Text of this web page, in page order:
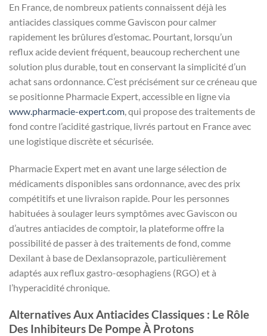
En France, de nombreux patients connaissent déjà les
antiacides classiques comme Gaviscon pour calmer
rapidement les brûlures d’estomac. Pourtant, lorsqu’un
reflux acide devient fréquent, beaucoup recherchent une
solution plus durable, tout en conservant la simplicité d’un
achat sans ordonnance. C’est précisément sur ce créneau que
se positionne Pharmacie Expert, accessible en ligne via
www.pharmacie-expert.com, qui propose des traitements de
fond contre l’acidité gastrique, livrés partout en France avec
une logistique discrète et sécurisée.
Pharmacie Expert met en avant une large sélection de
médicaments disponibles sans ordonnance, avec des prix
compétitifs et une livraison rapide. Pour les personnes
habituées à soulager leurs symptômes avec Gaviscon ou
d’autres antiacides de comptoir, la plateforme offre la
possibilité de passer à des traitements de fond, comme
Dexilant à base de Dexlansoprazole, particulièrement
adaptés aux reflux gastro-œsophagiens (RGO) et à
l’hyperacidité chronique.
Alternatives Aux Antiacides Classiques : Le Rôle
Des Inhibiteurs De Pompe À Protons